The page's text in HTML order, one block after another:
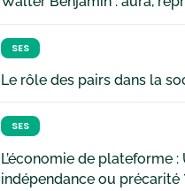
SES
Le rôle des pairs dans la
SES
L’économie de plateforme
indépendance ou précarité